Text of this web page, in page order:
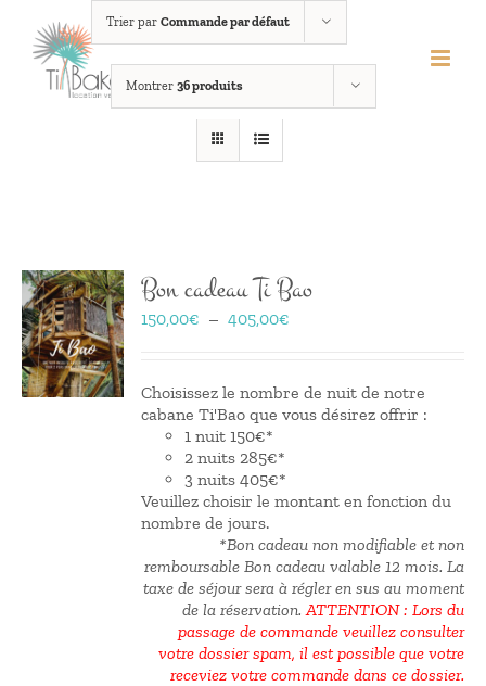
contenu
Trier par Commande par défaut
Montrer 36 produits
Bon cadeau Ti Bao
150,00€ – 405,00€
150,00€
à
405,00€
Choisissez le nombre de nuit de notre
cabane Ti'Bao que vous désirez offrir :
1 nuit 150€*
2 nuits 285€*
3 nuits 405€*
Veuillez choisir le montant en fonction du
nombre de jours.
*Bon cadeau non modifiable et non
remboursable Bon cadeau valable 12 mois. La
taxe de séjour sera à régler en sus au moment
de la réservation.ATTENTION : Lors du
passage de commande veuillez consulter
votre dossier spam, il est possible que votre
receviez votre commande dans ce dossier.